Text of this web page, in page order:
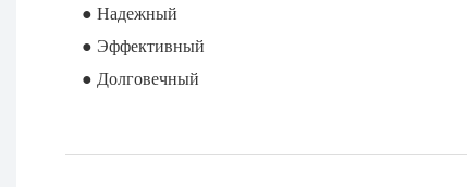
● Надежный
● Эффективный
● Долговечный